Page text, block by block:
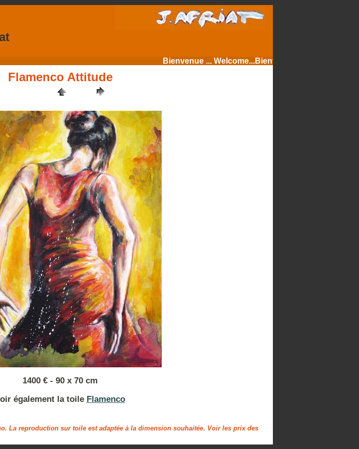
Bienvenue ... Welcome...Bienvenue... Welcome...
Flamenco Attitude
1400 € - 90 x 70 cm
également la toile Flamenco
La reproduction sur toile est adaptée à la dimension souhaitée. Voir les prix des